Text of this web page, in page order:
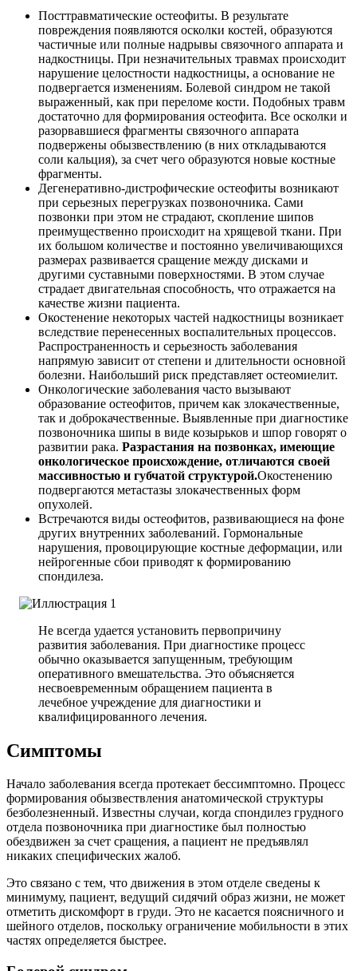
Посттравматические остеофиты. В результате
повреждения появляются осколки костей, образуются
частичные или полные надрывы связочного аппарата и
надкостницы. При незначительных травмах происходит
нарушение целостности надкостницы, а основание не
подвергается изменениям. Болевой синдром не такой
выраженный, как при переломе кости. Подобных травм
достаточно для формирования остеофита. Все осколки и
разорвавшиеся фрагменты связочного аппарата
подвержены обызвествлению (в них откладываются
соли кальция), за счет чего образуются новые костные
фрагменты.
Дегенеративно-дистрофические остеофиты возникают
при серьезных перегрузках позвоночника. Сами
позвонки при этом не страдают, скопление шипов
преимущественно происходит на хрящевой ткани. При
их большом количестве и постоянно увеличивающихся
размерах развивается сращение между дисками и
другими суставными поверхностями. В этом случае
страдает двигательная способность, что отражается на
качестве жизни пациента.
Окостенение некоторых частей надкостницы возникает
вследствие перенесенных воспалительных процессов.
Распространенность и серьезность заболевания
напрямую зависит от степени и длительности основной
болезни. Наибольший риск представляет остеомиелит.
Онкологические заболевания часто вызывают
образование остеофитов, причем как злокачественные,
так и доброкачественные. Выявленные при диагностике
позвоночника шипы в виде козырьков и шпор говорят о
развитии рака. Разрастания на позвонках, имеющие
онкологическое происхождение, отличаются своей
массивностью и губчатой структурой.Окостенению
подвергаются метастазы злокачественных форм
опухолей.
Встречаются виды остеофитов, развивающиеся на фоне
других внутренних заболеваний. Гормональные
нарушения, провоцирующие костные деформации, или
нейрогенные сбои приводят к формированию
спондилеза.
Не всегда удается установить первопричину
развития заболевания. При диагностике процесс
обычно оказывается запущенным, требующим
оперативного вмешательства. Это объясняется
несвоевременным обращением пациента в
лечебное учреждение для диагностики и
квалифицированного лечения.
Симптомы
Начало заболевания всегда протекает бессимптомно. Процесс
формирования обызвествления анатомической структуры
безболезненный. Известны случаи, когда спондилез грудного
отдела позвоночника при диагностике был полностью
обездвижен за счет сращения, а пациент не предъявлял
никаких специфических жалоб.
Это связано с тем, что движения в этом отделе сведены к
минимуму, пациент, ведущий сидячий образ жизни, не может
отметить дискомфорт в груди. Это не касается поясничного и
шейного отделов, поскольку ограничение мобильности в этих
частях определяется быстрее.